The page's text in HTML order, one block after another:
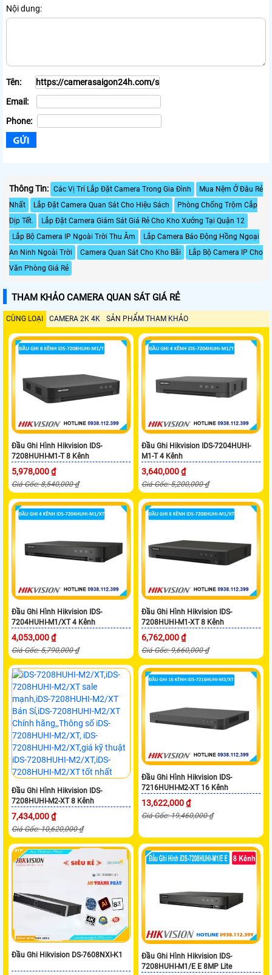
Nội dung:
Tên:
Email:
Phone:
Thông Tin: Các Vị Trí Lắp Đặt Camera Trong Gia Đình
Mua Nệm Ở Đâu Rẻ
Nhất
Lắp Đặt Camera Quan Sát Cho Hiệu Sách
Phòng Chống Trộm Cắp
Dịp Tết.
Lắp Đặt Camera Giám Sát Giá Rẻ Cho Kho Xưởng Tại Quận 12
Lắp Bộ Camera IP Ngoài Trời Thu Âm
Lắp Camera Báo Động Hồng Ngoại
An Ninh Ngoài Trời
Camera Quan Sát Cho Kho Bãi
Lắp Bộ Camera IP Cho
Văn Phòng Giá Rẻ
THAM KHẢO CAMERA QUAN SÁT GIÁ RẺ
CÙNG LOẠI CAMERA 2K 4K SẢN PHẨM THAM KHẢO
Đầu Ghi Hình Hikvision IDS-
7208HUHI-M1-T 8 Kênh
5,978,000 ₫
Giá Gốc: 8,540,000 ₫
Đầu Ghi Hikvision IDS-7204HUHI-
M1-T 4 Kênh
3,640,000 ₫
Giá Gốc: 5,200,000 ₫
Đầu Ghi Hình Hikvision IDS-
7204HUHI-M1/XT 4 Kênh
4,053,000 ₫
Giá Gốc: 5,790,000 ₫
Đầu Ghi Hình Hikvision IDS-
7208HUHI-M1-XT 8 Kênh
6,762,000 ₫
Giá Gốc: 9,660,000 ₫
Đầu Ghi Hình Hikvision IDS-
7208HUHI-M2-XT 8 Kênh
7,434,000 ₫
Giá Gốc: 10,620,000 ₫
Đầu Ghi Hình Hikvision IDS-
7216HUHI-M2-XT 16 Kênh
13,622,000 ₫
Giá Gốc: 19,460,000 ₫
Đầu Ghi Hikvision DS-7608NXI-K1
Đầu Ghi Hình Hikvision IDS-
7208HUHI-M1/E E 8MP Lite